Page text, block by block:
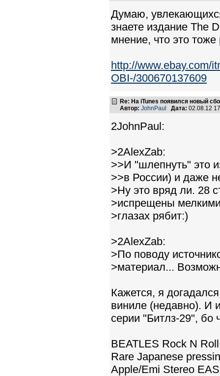
Думаю,
знаете издание The
мнение, что это тоже
http://www.ebay.com/
OBI-/300670137609
Re: На iTunes появился новый
Автор: JohnPaul Дата: 02.08.12
2JohnPaul:
>2AlexZab:
>>И "шлепнуть" это
>>в России) и даже
>Ну это вряд ли. 28
>испрещены
>глазах рябит:)
>2AlexZab:
>По поводу
>материал...
Кажется, я
виниле (недавно). И
серии "Битлз-29", бо
BEATLES Rock N
Rare Japanese
Apple/Emi Stereo